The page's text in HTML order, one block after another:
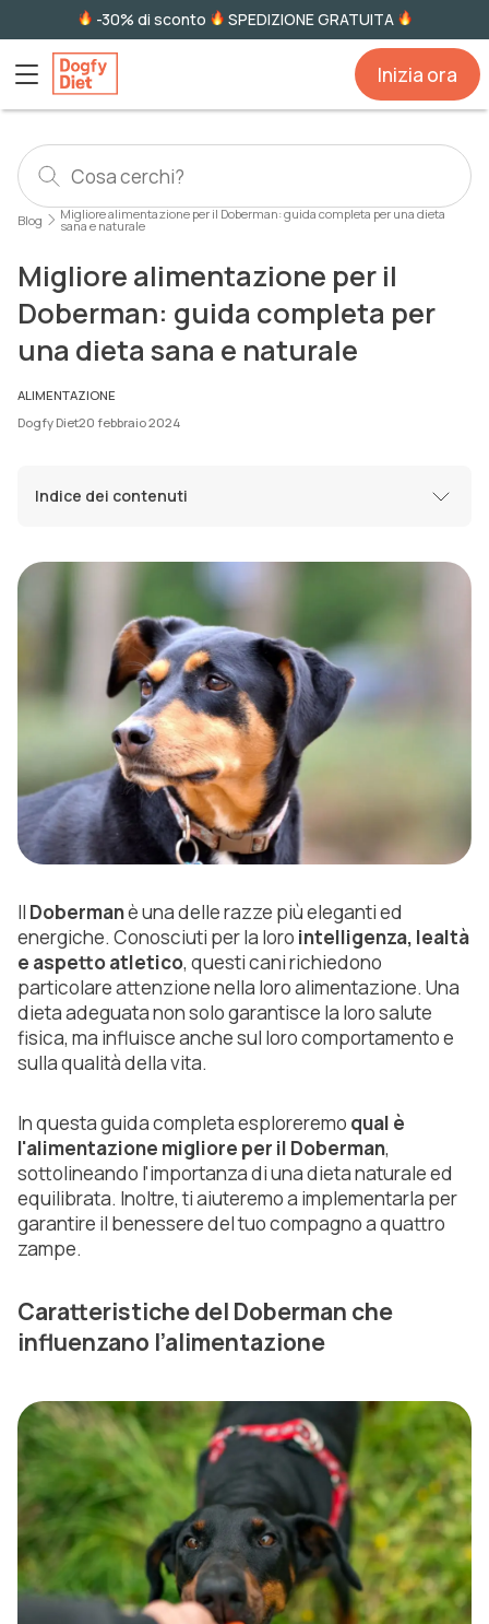
-30% di sconto SPEDIZIONE GRATUITA
Inizia ora
Blog Migliore alimentazione per il Doberman: guida completa per una dieta
sana e naturale
Migliore alimentazione per il
Doberman: guida completa per
una dieta sana e naturale
ALIMENTAZIONE
Dogfy Diet20 febbraio 2024
Indice dei contenuti
Il Dobermanè una delle razze più eleganti ed
energiche. Conosciuti per la loro intelligenza, lealtà
e aspetto atletico, questi cani richiedono
particolare attenzione nella loro alimentazione. Una
dieta adeguata non solo garantisce la loro salute
fisica, ma influisce anche sul loro comportamento e
sulla qualità della vita.
In questa guida completa esploreremo qual è
l'alimentazione migliore per il Doberman,
sottolineando l'importanza di una dieta naturale ed
equilibrata. Inoltre, ti aiuteremo a implementarla per
garantire il benessere del tuo compagno a quattro
zampe.
Caratteristiche del Doberman che
influenzano l’alimentazione